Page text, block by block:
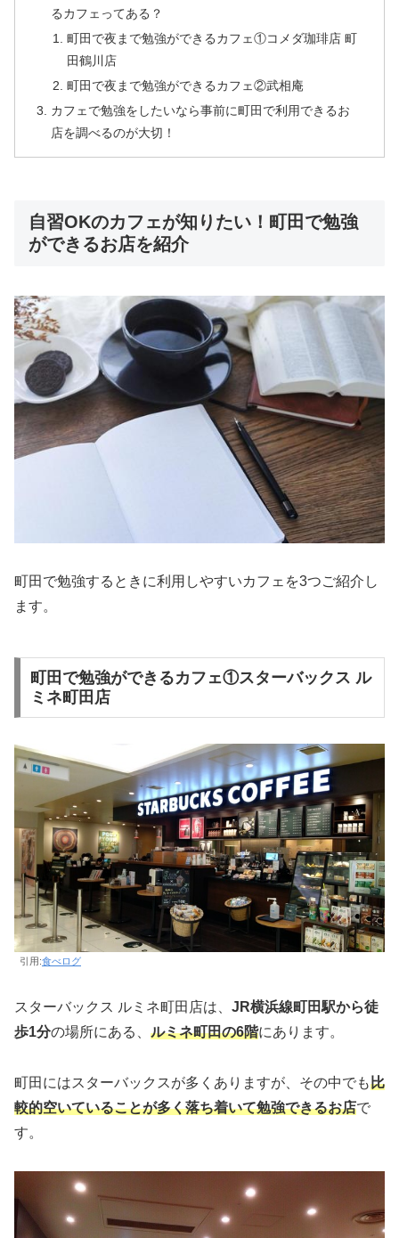
るカフェってある？
町田で夜まで勉強ができるカフェ①コメダ珈琲店 町
田鶴川店
町田で夜まで勉強ができるカフェ②武相庵
カフェで勉強をしたいなら事前に町田で利用できるお
店を調べるのが大切！
自習OKのカフェが知りたい！町田で勉強
ができるお店を紹介
町田で勉強するときに利用しやすいカフェを3つご紹介し
ます。
町田で勉強ができるカフェ①スターバックス ル
ミネ町田店
引用:食べログ
スターバックス ルミネ町田店は、 JR横浜線町田駅から徒
歩1分の場所にある、 ルミネ町田の6階にあります。
町田にはスターバックスが多くありますが、その中でも比
較的空いていることが多く落ち着いて勉強できるお店で
す。